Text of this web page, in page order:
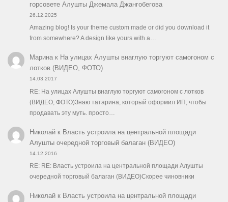
горсовете Алушты Джемала Джангобегова
26.12.2025
Amazing blog! Is your theme custom made or did you download it
from somewhere? A design like yours with a…
Маринак На улицах Алушты внаглую торгуют самогоном с
лотков (ВИДЕО, ФОТО)
14.03.2017
RE: На улицах Алушты внаглую торгуют самогоном с лотков
(ВИДЕО, ФОТО)Знаю татарина, который оформил ИП, чтобы
продавать эту муть. просто…
Николайк Власть устроила на центральной площади
Алушты очередной торговый балаган (ВИДЕО)
14.12.2016
RE: RE: Власть устроила на центральной площади Алушты
очередной торговый балаган (ВИДЕО)Скорее чиновники
Николайк Власть устроила на центральной площади